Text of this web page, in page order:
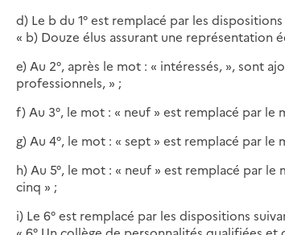
d) Le b du 1° est remplacé par les dispositions
« b) Douze élus assurant une représentation
e) Au 2°, après le mot : « intéressés, », sont
professionnels, » ;
f) Au 3°, le mot : « neuf » est remplacé par le
g) Au 4°, le mot : « sept » est remplacé par le
h) Au 5°, le mot : « neuf » est remplacé par
cinq » ;
i) Le 6° est remplacé par les dispositions